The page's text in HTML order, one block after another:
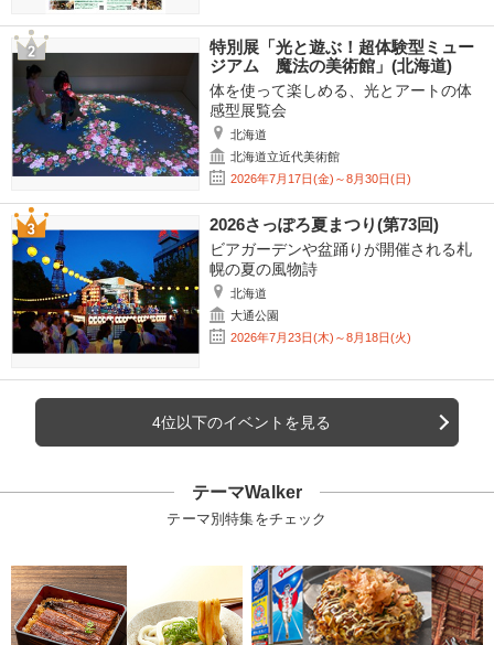
特別展「光と遊ぶ！超体験型ミュー
ジアム 魔法の美術館」(北海道)
体を使って楽しめる、光とアートの体
感型展覧会
北海道
北海道立近代美術館
2026年7月17日(金)～8月30日(日)
2026さっぽろ夏まつり(第73回)
ビアガーデンや盆踊りが開催される札
幌の夏の風物詩
北海道
大通公園
2026年7月23日(木)～8月18日(火)
4位以下のイベントを見る
テーマWalker
テーマ別特集をチェック